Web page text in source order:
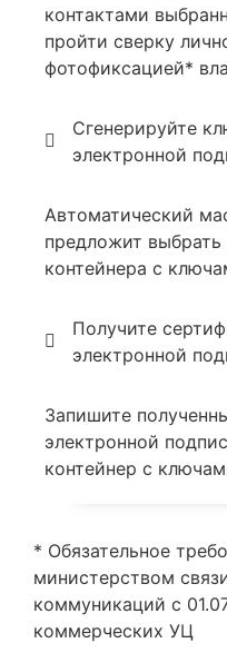
контактами
пройти сверку
фотофиксацией*
Сгенерируйте
электронной
Автоматический
предложит
контейнера с
Получите
электронной
Запишите
электронной
контейнер с
* Обязательное
министерством
коммуникаций с
коммерческих УЦ